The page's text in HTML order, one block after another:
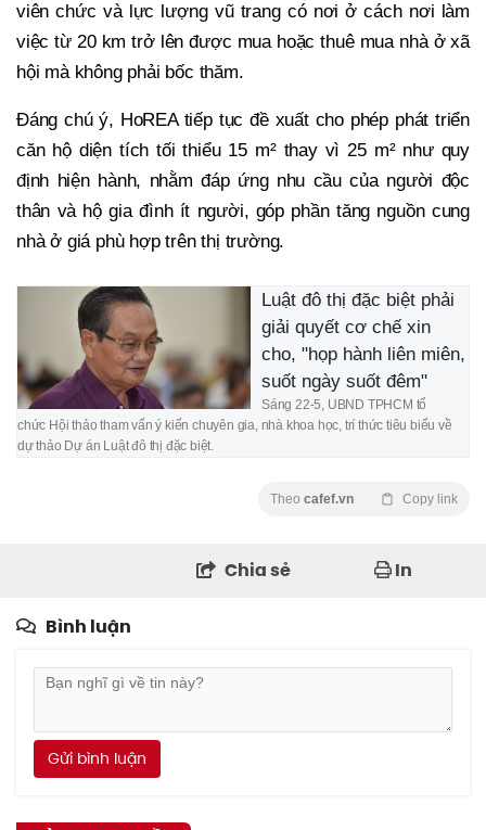
viên chức và lực lượng vũ trang có nơi ở cách nơi làm
việc từ 20 km trở lên được mua hoặc thuê mua nhà ở xã
hội mà không phải bốc thăm.
Đáng chú ý, HoREA tiếp tục đề xuất cho phép phát triển
căn hộ diện tích tối thiểu 15 m² thay vì 25 m² như quy
định hiện hành, nhằm đáp ứng nhu cầu của người độc
thân và hộ gia đình ít người, góp phần tăng nguồn cung
nhà ở giá phù hợp trên thị trường.
Luật đô thị đặc biệt phải
giải quyết cơ chế xin
cho, "họp hành liên miên,
suốt ngày suốt đêm"
Sáng 22-5, UBND TPHCM tổ
chức Hội thảo tham vấn ý kiến chuyên gia, nhà khoa học, trí thức tiêu biểu về
dự thảo Dự án Luật đô thị đặc biệt.
Theo cafef.vn Copy link
Chia sẻ In
Bình luận
Gửi bình luận